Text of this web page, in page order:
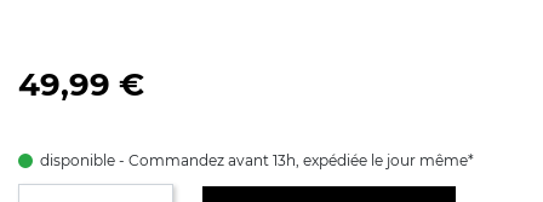
49,99 €
disponible - Commandez avant 13h, expédiée le jour même*